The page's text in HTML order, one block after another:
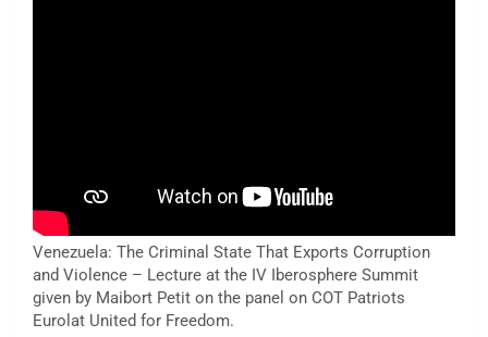
Venezuela: The Criminal State That Exports Corruption
and Violence – Lecture at the IV Iberosphere Summit
given by Maibort Petit on the panel on COT Patriots
Eurolat United for Freedom.